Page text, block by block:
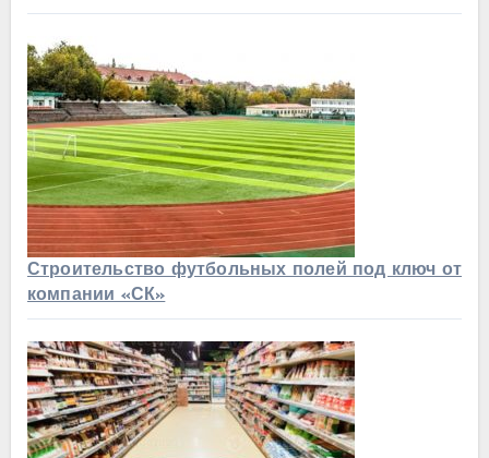
Строительство футбольных полей под ключ от
компании «СК»